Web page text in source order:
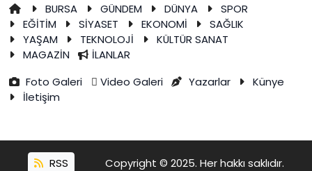
BURSA GÜNDEM DÜNYA
SPOR
EĞİTİM
SİYASET EKONOMİ
SAĞLIK
YAŞAM
TEKNOLOJİ
KÜLTÜR SANAT
MAGAZİN
İLANLAR
Foto Galeri
Video Galeri Yazarlar
Künye
İletişim
RSS Copyright © 2025. Her hakkı saklıdır.